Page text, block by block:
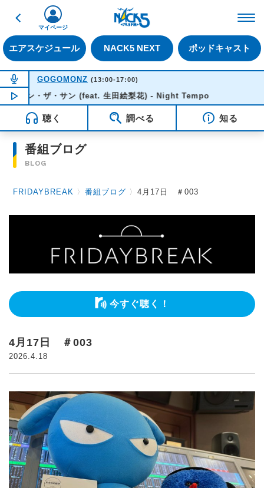
戻る
エアスケジュール NACK5 NEXT ポッドキャスト
マイページ
NOW ON AIR
GOGOMONZ (13:00-17:00)
NOW PLAYING15:51
イン・ザ・サン (feat. 生田絵梨花) - Night Tempo
聴く 調べる 知る
番組ブログ
BLOG
FRIDAYBREAK 〉番組ブログ 〉4月17日 ＃003
今すぐ聴く！
4月17日 ＃003
2026.4.18